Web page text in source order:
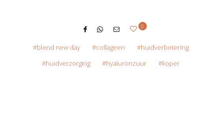
0
blend new day collageen
huidverbetering
huidverzorging
hyaluronzuur koper